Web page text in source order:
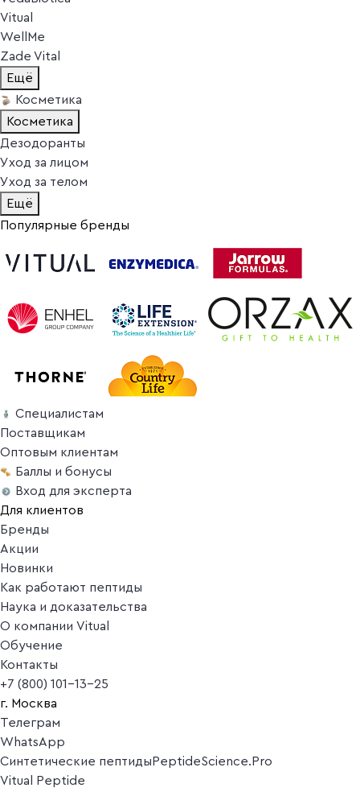
Vitual
WellMe
Zade Vital
Ещё
Косметика
Косметика
Дезодоранты
Уход за лицом
Уход за телом
Ещё
Популярные бренды
Специалистам
Поставщикам
Оптовым клиентам
Баллы и бонусы
Вход для эксперта
Для клиентов
Бренды
Акции
Новинки
Как работают пептиды
Наука и доказательства
О компании Vitual
Обучение
Контакты
+7 (800) 101-13-25
г. Москва
Телеграм
WhatsApp
Синтетические пептиды PeptideScience.Pro
Vitual Peptide